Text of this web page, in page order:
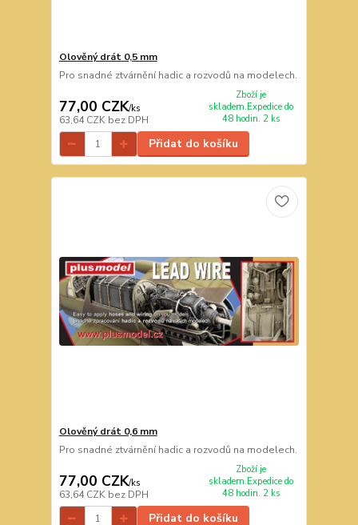
Olověný drát 0,5 mm
Pro snadné ztvárnění hadic a rozvodů na modelech.
77,00 CZK/ks
63,64 CZK bez DPH
Zboží je
skladem.Expedice do
48 hodin. 2 ks
Přidat do košíku
Olověný drát 0,6 mm
Pro snadné ztvárnění hadic a rozvodů na modelech.
77,00 CZK/ks
63,64 CZK bez DPH
Zboží je
skladem.Expedice do
48 hodin. 2 ks
Přidat do košíku